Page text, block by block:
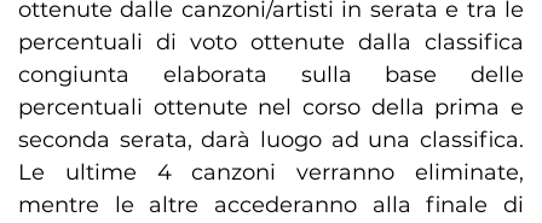
ottenute dalle canzoni/artisti in serata e tra le
percentuali di voto ottenute dalla classifica
congiunta elaborata sulla base delle
percentuali ottenute nel corso della prima e
seconda serata, darà luogo ad una classifica.
Le ultime 4 canzoni verranno eliminate,
mentre le altre accederanno alla finale di